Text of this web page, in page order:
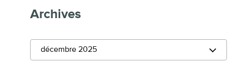
Archives
décembre 2025